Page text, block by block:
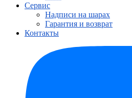
Сервис
Надписи на шарах
Гарантия и возврат
Контакты